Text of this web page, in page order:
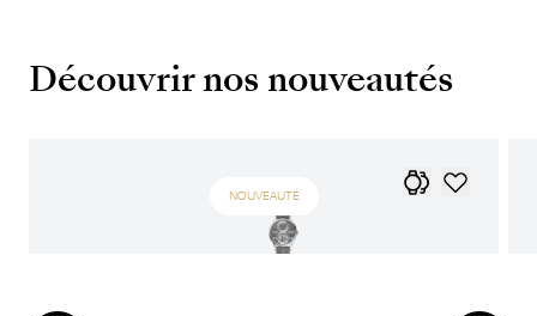
Découvrir nos nouveautés
NOUVEAUTÉ